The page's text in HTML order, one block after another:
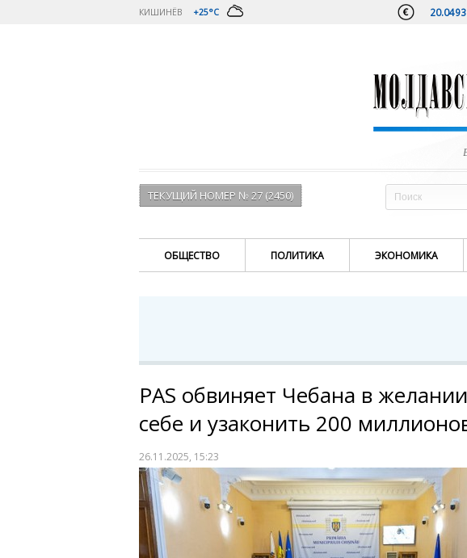
КИШИНЁВ +25°C 20.0493
ТЕКУЩИЙ НОМЕР № 27 (2450)
ОБЩЕСТВО ПОЛИТИКА ЭКОНОМИКА
PAS обвиняет Чебана в
себе и узаконить 200
26.11.2025, 15:23